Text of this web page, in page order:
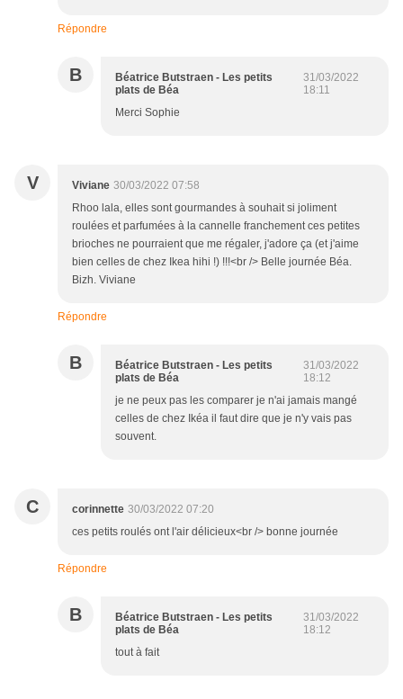
Répondre
B
Béatrice Butstraen - Les petits
plats de Béa
31/03/2022
18:11
Merci Sophie
V Viviane 30/03/2022 07:58
Rhoo lala, elles sont gourmandes à souhait si joliment
roulées et parfumées à la cannelle franchement ces petites
brioches ne pourraient que me régaler, j'adore ça (et j'aime
bien celles de chez Ikea hihi !) !!!<br /> Belle journée Béa.
Bizh. Viviane
Répondre
B
Béatrice Butstraen - Les petits
plats de Béa
31/03/2022
18:12
je ne peux pas les comparer je n'ai jamais mangé
celles de chez Ikéa il faut dire que je n'y vais pas
souvent.
C corinnette 30/03/2022 07:20
ces petits roulés ont l'air délicieux<br /> bonne journée
Répondre
B
Béatrice Butstraen - Les petits
plats de Béa
31/03/2022
18:12
tout à fait